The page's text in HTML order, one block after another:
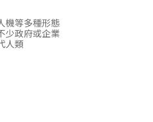
機等多種形態
少政府或企業
人類